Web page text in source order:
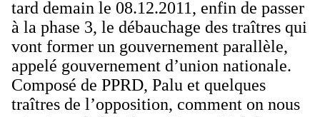
tard demain le 08.12.2011, enfin de passer
à la phase 3, le débauchage des traîtres qui
vont former un gouvernement parallèle,
appelé gouvernement d’union nationale.
Composé de PPRD, Palu et quelques
traîtres de l’opposition, comment on nous